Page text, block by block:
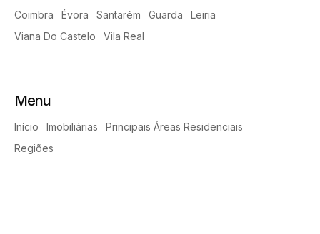
Coimbra
Évora Santarém Guarda
Leiria
Viana Do Castelo
Vila Real
Menu
Início Imobiliárias
Principais Áreas Residenciais
Regiões